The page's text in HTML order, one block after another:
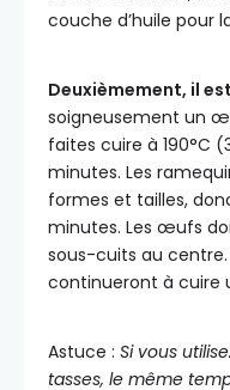
couche d’huile pour
Deuxièmement, il
soigneusement un
faites cuire à 190°C
minutes. Les
formes et tailles,
minutes. Les œufs
sous-cuits au centre.
continueront à cuire
Astuce : Si vous
tasses, le même